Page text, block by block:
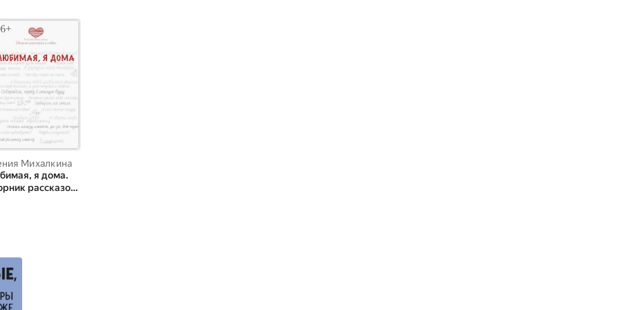
Михалкина
Михалкина
я дома.
рассказов